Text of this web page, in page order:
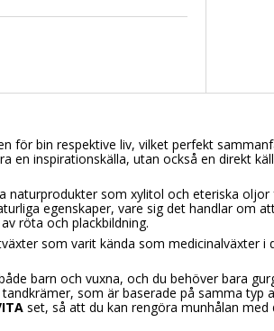
för bin respektive liv, vilket perfekt
en inspirationskälla, utan också en direkt
som xylitol och eteriska oljor
egenskaper, vare sig det handlar om
röta och plackbildning.
som varit kända som medicinalväxter i
barn och vuxna, och du behöver bara
som är baserade på samma typ
set, så att du kan rengöra munhålan med